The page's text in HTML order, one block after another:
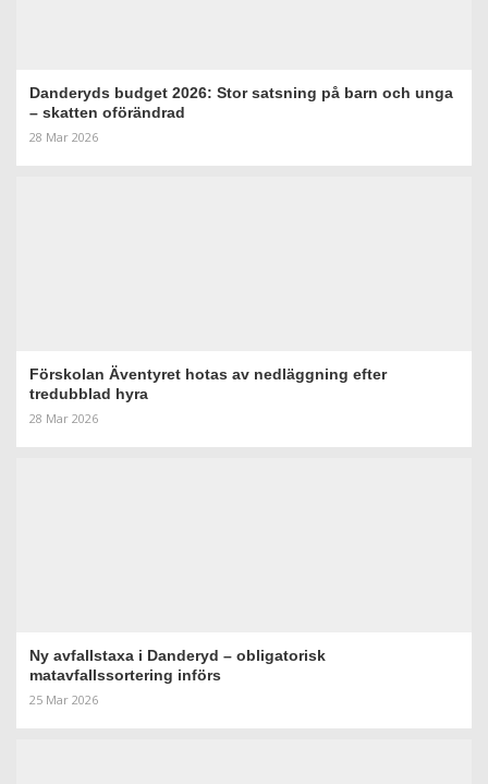
Danderyds budget 2026: Stor satsning på barn och unga
– skatten oförändrad
28 Mar 2026
Förskolan Äventyret hotas av nedläggning efter
tredubblad hyra
28 Mar 2026
Ny avfallstaxa i Danderyd – obligatorisk
matavfallssortering införs
25 Mar 2026